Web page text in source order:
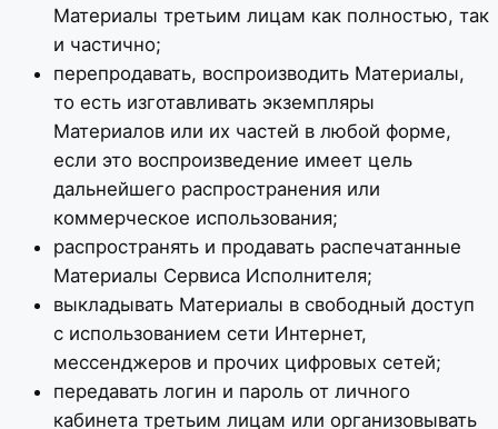
Материалы третьим лицам как полностью, так
и частично;
перепродавать, воспроизводить Материалы,
то есть изготавливать экземпляры
Материалов или их частей в любой форме,
если это воспроизведение имеет цель
дальнейшего распространения или
коммерческое использования;
распространять и продавать распечатанные
Материалы Сервиса Исполнителя;
выкладывать Материалы в свободный доступ
с использованием сети Интернет,
мессенджеров и прочих цифровых сетей;
передавать логин и пароль от личного
кабинета третьим лицам или организовывать